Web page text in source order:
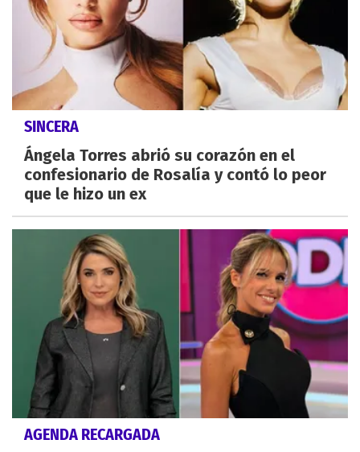
SINCERA
Ángela Torres abrió su corazón en el
confesionario de Rosalía y contó lo peor
que le hizo un ex
AGENDA RECARGADA